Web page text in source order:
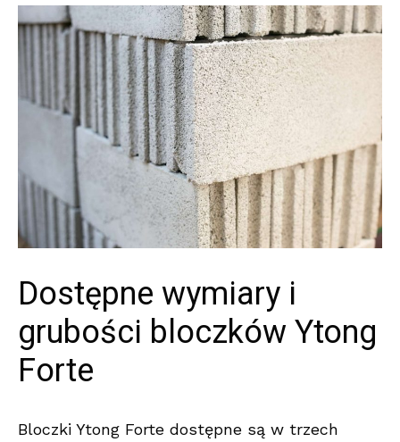
Dostępne wymiary i
grubości bloczków Ytong
Forte
Bloczki Ytong Forte dostępne są w trzech